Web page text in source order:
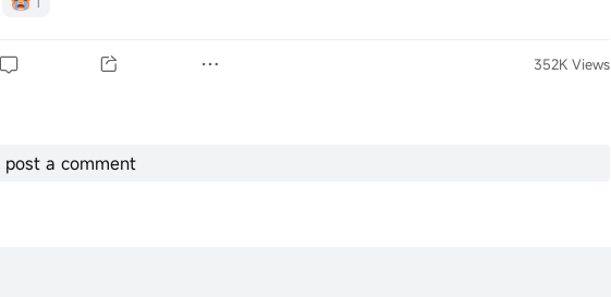
352K Views
post a comment